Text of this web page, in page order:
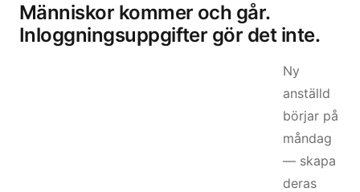
Människor kommer och går.
Inloggningsuppgifter gör det inte.
Ny
anställd
börjar på
måndag
— skapa
deras